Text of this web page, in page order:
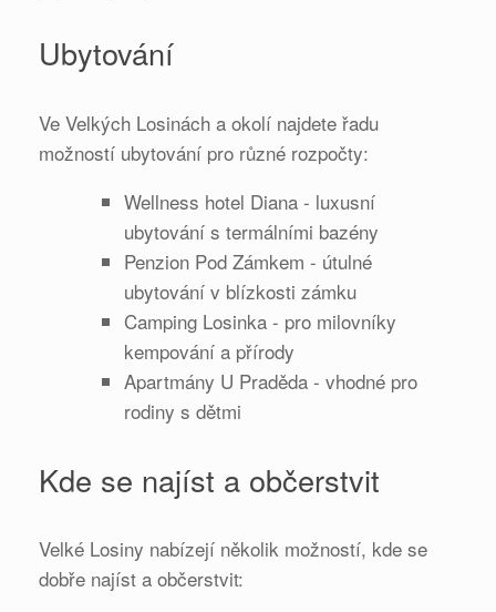
Ubytování
Ve Velkých Losinách a okolí najdete řadu
možností ubytování pro různé rozpočty:
Wellness hotel Diana - luxusní
ubytování s termálními bazény
Penzion Pod Zámkem - útulné
ubytování v blízkosti zámku
Camping Losinka - pro milovníky
kempování a přírody
Apartmány U Praděda - vhodné pro
rodiny s dětmi
Kde se najíst a občerstvit
Velké Losiny nabízejí několik možností, kde se
dobře najíst a občerstvit: